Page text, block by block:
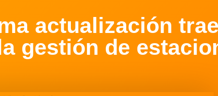
actualización
gestión de